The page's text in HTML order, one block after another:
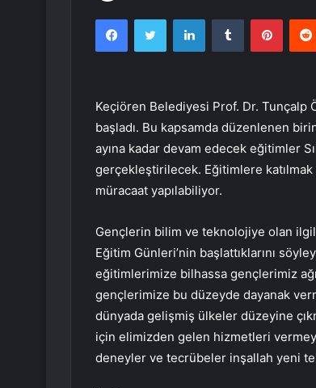
FacebookTwitter LinkedInTumblr
Keçiören Belediyesi Prof. Dr. Tunçalp
başladı. Bu kapsamda düzenlenen
ayına kadar devam edecek eğitimler
gerçekleştirilecek. Eğitimlere
müracaat yapılabiliyor.
Gençlerin bilim ve teknolojiye olan
Eğitim Günleri’nin başlattıklarını
eğitimlerimize bilhassa gençlerimiz
gençlerimize bu düzeyde dayanak
dünyada gelişmiş ülkeler düzeyine
için elimizden gelen hizmetleri
deneyler ve tecrübeler inşallah yeni